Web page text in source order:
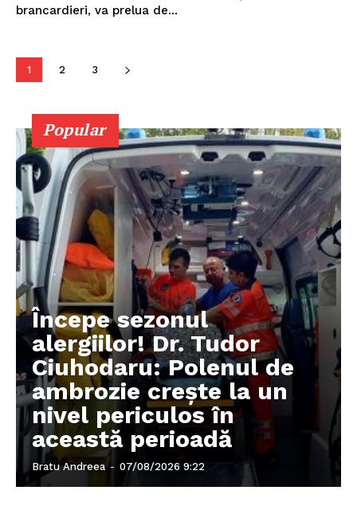
Utile
Publică gratuit anunțul tău!
Contact
Emisiuni
Prelucrarea datelor cu caracter personal
brancardieri, va prelua de...
1 2 3
Popular
Începe sezonul
alergiilor! Dr. Tudor
Ciuhodaru: Polenul de
ambrozie crește la un
nivel periculos în
această perioadă
Bratu Andreea - 07/08/2026 9:22